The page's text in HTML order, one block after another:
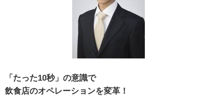
「たった10秒」の意識で
飲食店のオペレーションを変革！